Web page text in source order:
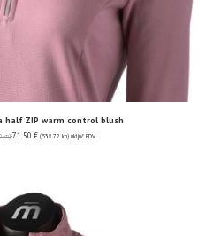
half ZIP warm control blush
kn) 71.50 € (538.72 kn) uključ. PDV